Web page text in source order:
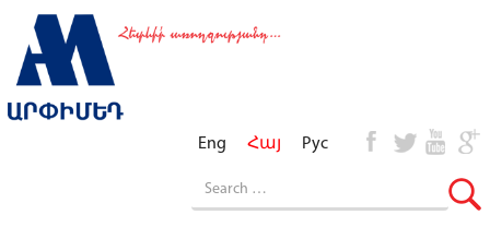
Eng Հայ Рус